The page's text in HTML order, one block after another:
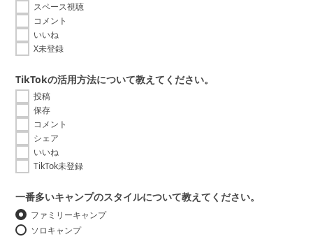
スペース視聴
コメント
いいね
X未登録
TikTokの活用方法について教えてください。
投稿
保存
コメント
シェア
いいね
TikTok未登録
一番多いキャンプのスタイルについて教えてください。
ファミリーキャンプ
ソロキャンプ